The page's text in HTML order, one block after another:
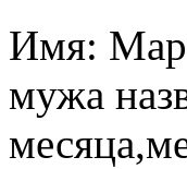
Имя:
мужа